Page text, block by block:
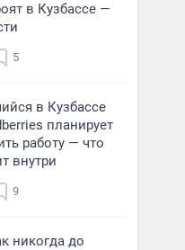
в Кузбассе —
5
в Кузбассе
планирует
работу — что
внутри
9
никогда до